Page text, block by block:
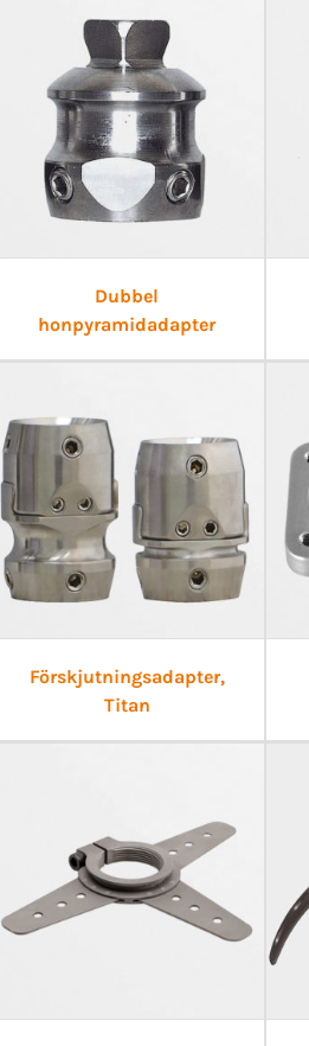
Dubbel
honpyramidadapter
Förskjutningsadapter,
Titan